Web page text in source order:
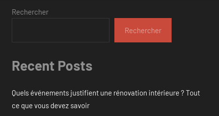
Rechercher
Rechercher
Recent Posts
Quels événements justifient une rénovation intérieure ? Tout
ce que vous devez savoir